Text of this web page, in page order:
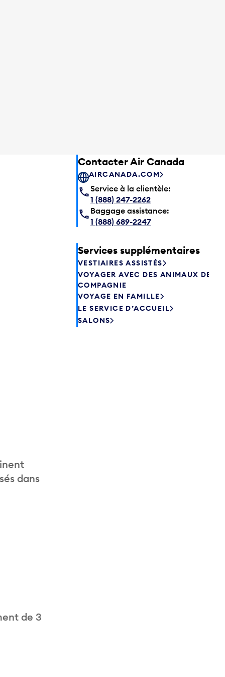
dans
de 3
Contacter Air Canada
AIRCANADA.COM
Service à la clientèle:
1 (888) 247-2262
Baggage assistance:
1 (888) 689-2247
Services supplémentaires
VESTIAIRES ASSISTÉS
VOYAGER AVEC DES ANIMAUX DE
COMPAGNIE
VOYAGE EN FAMILLE
LE SERVICE D’ACCUEIL
SALONS